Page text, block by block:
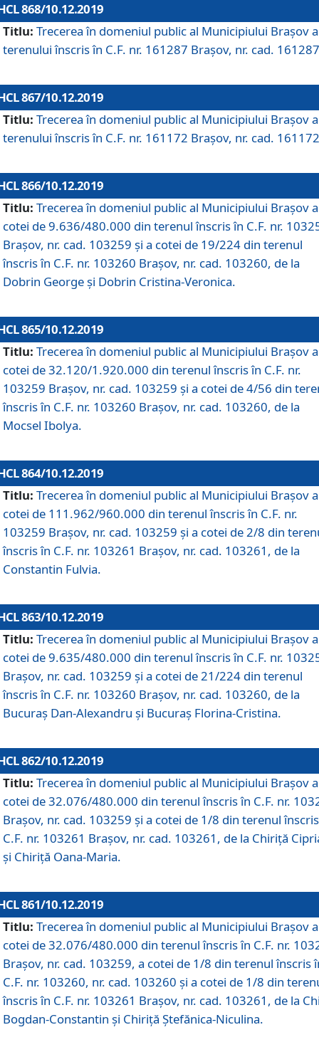
868/10.12.2019
Titlu: Trecerea în domeniul public al Municipiului Braşov a
terenului înscris în C.F. nr. 161287 Brașov, nr. cad.
867/10.12.2019
Titlu: Trecerea în domeniul public al Municipiului Braşov a
terenului înscris în C.F. nr. 161172 Brașov, nr. cad.
866/10.12.2019
Titlu: Trecerea în domeniul public al Municipiului Braşov a
cotei de 9.636/480.000 din terenul înscris în C.F. nr.
Brașov, nr. cad. 103259 și a cotei de 19/224 din terenul
înscris în C.F. nr. 103260 Brașov, nr. cad. 103260, de la
Dobrin George și Dobrin Cristina-Veronica.
865/10.12.2019
Titlu: Trecerea în domeniul public al Municipiului Braşov a
cotei de 32.120/1.920.000 din terenul înscris în C.F. nr.
103259 Brașov, nr. cad. 103259 și a cotei de 4/56 din
înscris în C.F. nr. 103260 Brașov, nr. cad. 103260, de la
Mocsel Ibolya.
864/10.12.2019
Titlu: Trecerea în domeniul public al Municipiului Braşov a
cotei de 111.962/960.000 din terenul înscris în C.F. nr.
103259 Brașov, nr. cad. 103259 și a cotei de 2/8 din
înscris în C.F. nr. 103261 Brașov, nr. cad. 103261, de la
Constantin Fulvia.
863/10.12.2019
Titlu: Trecerea în domeniul public al Municipiului Braşov a
cotei de 9.635/480.000 din terenul înscris în C.F. nr.
Brașov, nr. cad. 103259 și a cotei de 21/224 din terenul
înscris în C.F. nr. 103260 Brașov, nr. cad. 103260, de la
Bucuraș Dan-Alexandru și Bucuraș Florina-Cristina.
862/10.12.2019
Titlu: Trecerea în domeniul public al Municipiului Braşov a
cotei de 32.076/480.000 din terenul înscris în C.F. nr.
Brașov, nr. cad. 103259 și a cotei de 1/8 din terenul
C.F. nr. 103261 Brașov, nr. cad. 103261, de la Chiriță
și Chiriță Oana-Maria.
861/10.12.2019
Titlu: Trecerea în domeniul public al Municipiului Braşov a
cotei de 32.076/480.000 din terenul înscris în C.F. nr.
Brașov, nr. cad. 103259, a cotei de 1/8 din terenul înscris
C.F. nr. 103260, nr. cad. 103260 și a cotei de 1/8 din
înscris în C.F. nr. 103261 Brașov, nr. cad. 103261, de la
Bogdan-Constantin și Chiriță Ștefănica-Niculina.